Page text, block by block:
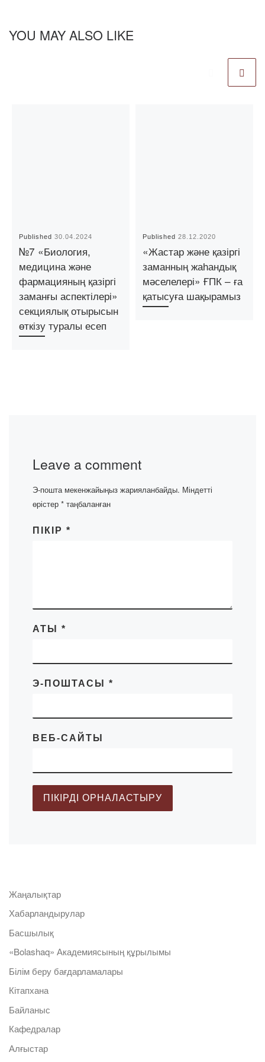
YOU MAY ALSO LIKE
Published30.04.2024
№7 «Биология,
медицина және
фармацияның қазіргі
заманғы аспектілері»
секциялық отырысын
өткізу туралы есеп
Published28.12.2020
«Жастар және қазіргі
заманның жаһандық
мәселелері» ҒПК – ға
қатысуға шақырамыз
Leave a comment
Э-пошта мекенжайыңыз жарияланбайды. Міндетті
өрістер * таңбаланған
ПІКІР *
АТЫ *
Э-ПОШТАСЫ *
ВЕБ-САЙТЫ
Жаңалықтар
Хабарландырулар
Басшылық
«Bolashaq» Академиясының құрылымы
Білім беру бағдарламалары
Кітапхана
Байланыс
Кафедралар
Алғыстар